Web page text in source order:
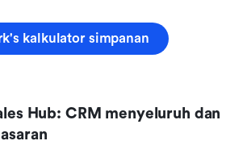
kalkulator simpanan
Hub: CRM menyeluruh dan